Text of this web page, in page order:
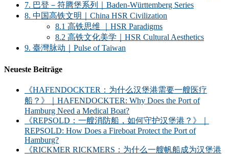
7. 巴登－符腾堡系列｜Baden-Württemberg Series
8. 中国高铁文明｜China HSR Civilization
8.1 高铁思维 ｜HSR Paradigms
8.2 高铁文化美学｜HSR Cultural Aesthetics
9. 臺灣脉动｜Pulse of Taiwan
Neueste Beiträge
《HAFENDOCKTER：为什么汉堡港需要一艘医疗
船？》｜HAFENDOCKTER: Why Does the Port of
Hamburg Need a Medical Boat?
《REPSOLD：一艘消防船，如何守护汉堡港？》｜
REPSOLD: How Does a Fireboat Protect the Port of
Hamburg?
《RICKMER RICKMERS：为什么一艘帆船成为汉堡港